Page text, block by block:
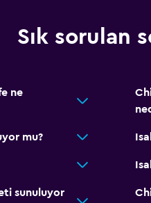
Sık sorulan
ne
mu?
sunuluyor